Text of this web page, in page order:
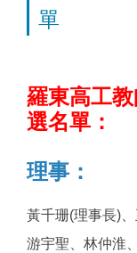
單
羅東高工
選名單：
理事：
黃千珊(理事長)
游宇聖、林仲淮